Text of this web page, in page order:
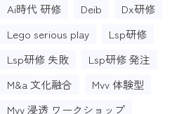
Ai時代 研修
Deib
Dx研修
Lego serious play
Lsp研修
Lsp研修 失敗
Lsp研修 発注
M&a 文化融合
Mvv 体験型
Mvv 浸透 ワークショップ